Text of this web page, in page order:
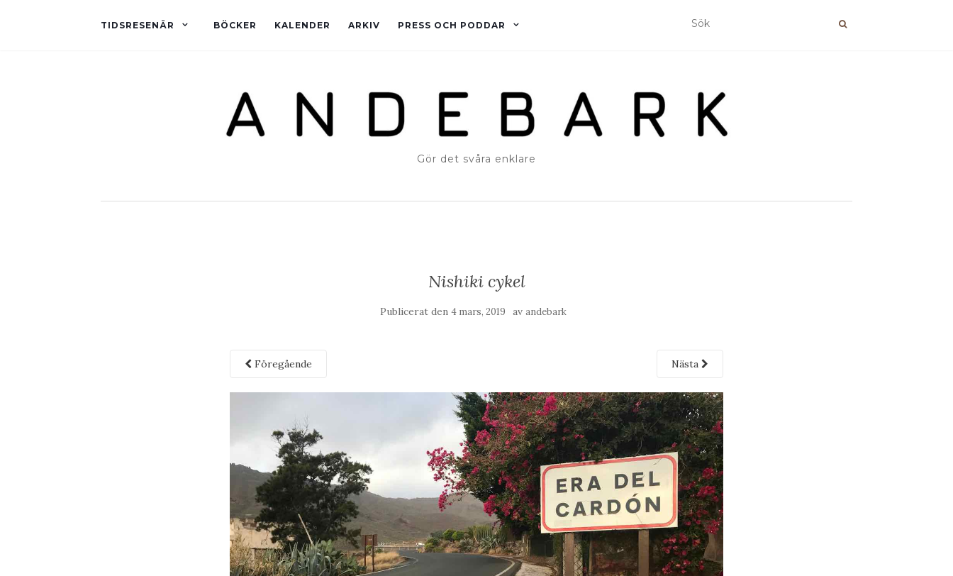
TIDSRESENÄR BÖCKER KALENDER ARKIV PRESS OCH PODDAR
Gör det svåra enklare
Nishiki cykel
Publicerat den 4 mars, 2019 av andebark
Föregående Nästa